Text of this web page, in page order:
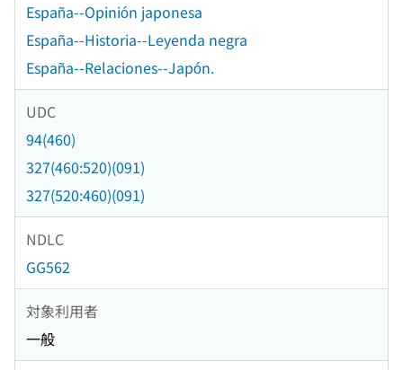
España--Opinión japonesa
España--Historia--Leyenda negra
España--Relaciones--Japón.
UDC
94(460)
327(460:520)(091)
327(520:460)(091)
NDLC
GG562
対象利用者
一般